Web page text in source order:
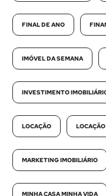
FINAL DE ANO
IMÓVEL DA SEMANA
INVESTIMENTO
LOCAÇÃO
MARKETING IMOBILIÁRIO
MINHA CASA MINHA VIDA